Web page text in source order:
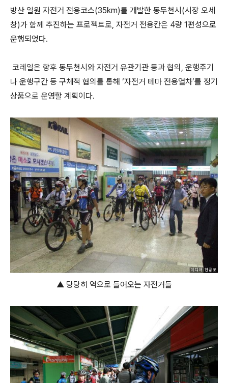
방산 일원 자전거 전용코스(35km)를 개발한 동두천시(시장 오세
창)가 함께 추진하는 프로젝트로, 자전거 전용칸은 4량 1편성으로
운행되었다.
코레일은 향후 동두천시와 자전거 유관기관 등과 협의, 운행주기
나 운행구간 등 구체적 협의를 통해 ‘자전거 테마 전용열차’를 정기
상품으로 운영할 계획이다.
▲ 당당히 역으로 들어오는 자전거들